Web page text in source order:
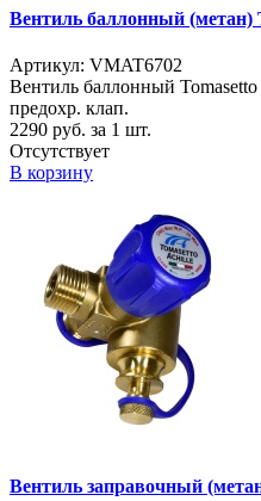
Вентиль баллонный (метан)
Артикул: VMAT6702
Вентиль баллонный
предохр. клап.
2290 руб. за 1 шт.
Отсутствует
В корзину
Вентиль заправочный